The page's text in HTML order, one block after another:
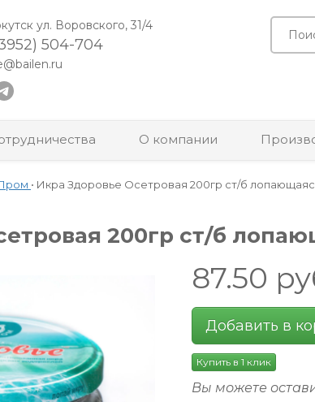
ул. Воровского, 31/4
504-704
О компании
• Икра Здоровье Осетровая 200гр ст/б
200гр ст/б
87.50
Добавить в
Купить в 1 клик
Вы можете